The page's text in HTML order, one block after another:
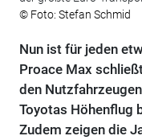
© Foto: Stefan Schmid
Nun ist für jeden
Proace Max
den
Toyotas Höhenflug
Zudem zeigen die